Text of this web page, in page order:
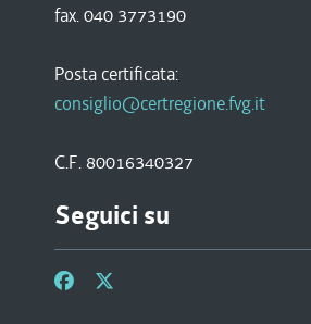
fax. 040 3773190
Posta certificata:
consiglio@certregione.fvg.it
C.F. 80016340327
Seguici su